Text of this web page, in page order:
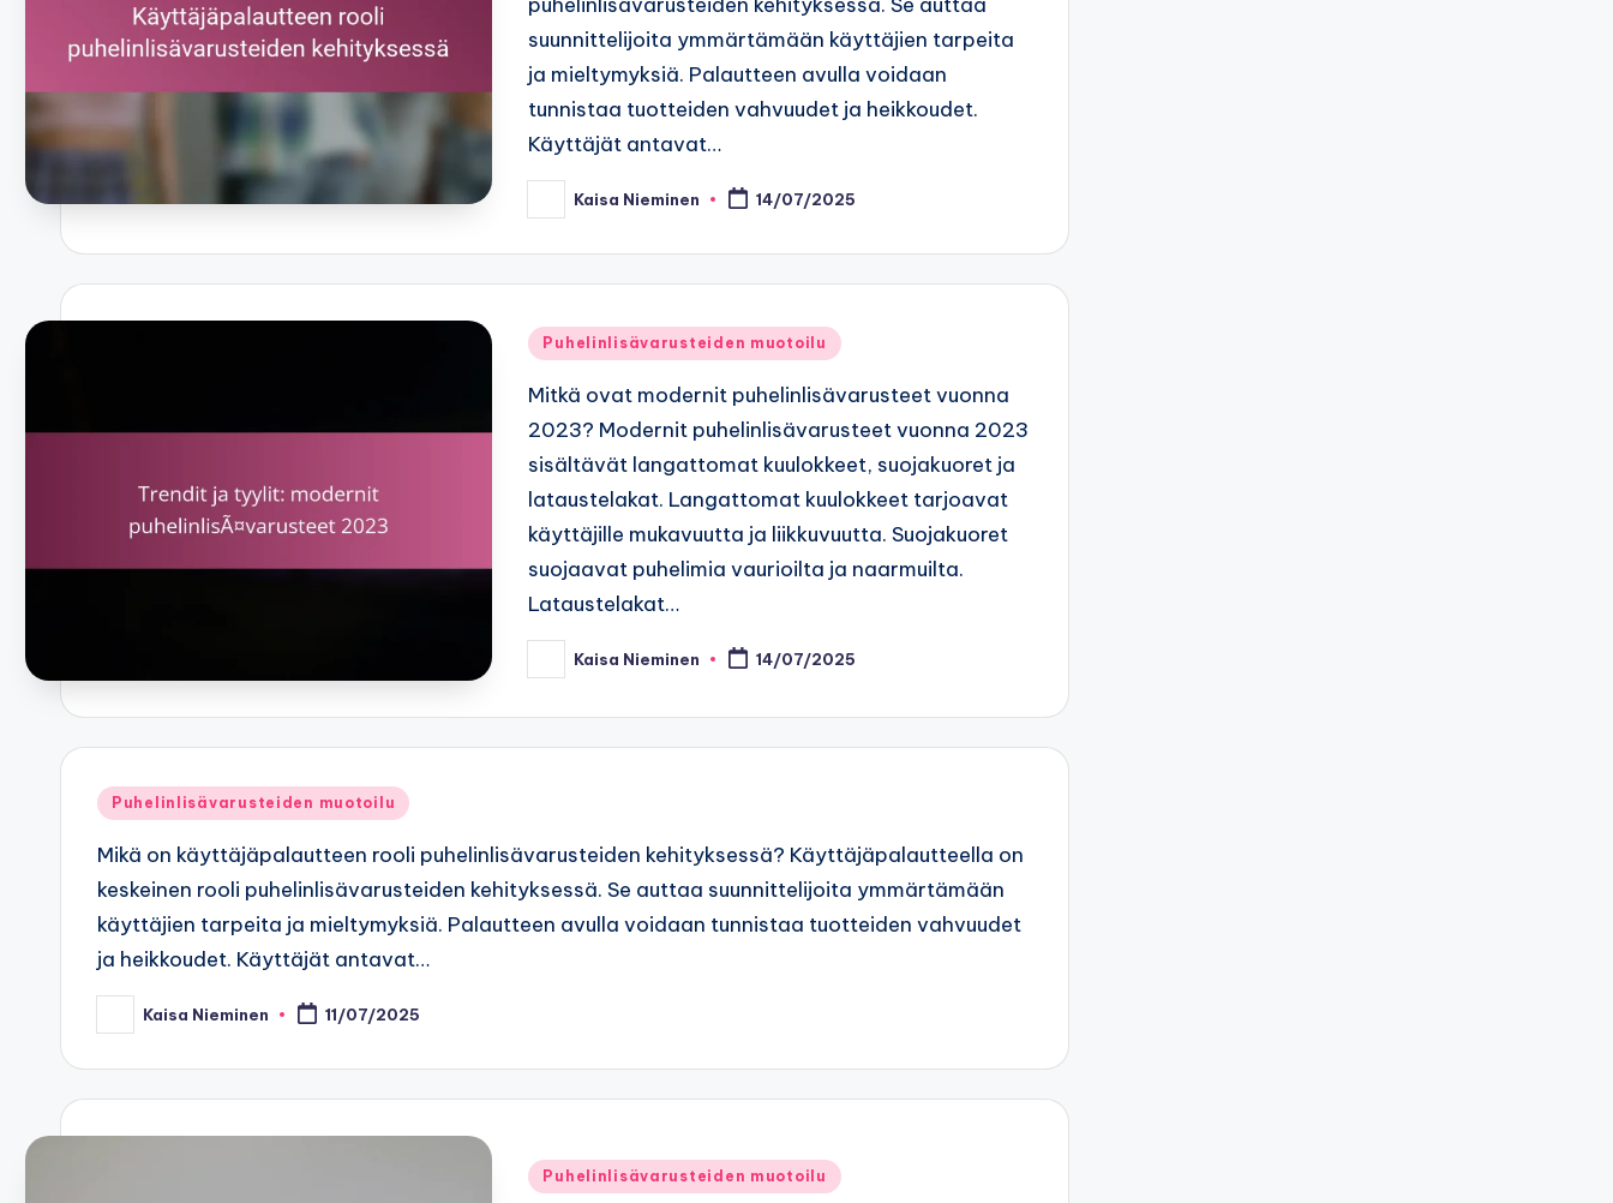
suunnittelijoita ymmärtämään käyttäjien tarpeita
ja mieltymyksiä. Palautteen avulla voidaan
tunnistaa tuotteiden vahvuudet ja heikkoudet.
Käyttäjät antavat…
Posted
by
Kaisa Nieminen 14/07/2025
Posted
Puhelinlisävarusteiden muotoilu
Mitkä ovat modernit puhelinlisävarusteet vuonna
2023? Modernit puhelinlisävarusteet vuonna 2023
sisältävät langattomat kuulokkeet, suojakuoret ja
lataustelakat. Langattomat kuulokkeet tarjoavat
käyttäjille mukavuutta ja liikkuvuutta. Suojakuoret
suojaavat puhelimia vaurioilta ja naarmuilta.
Lataustelakat…
Posted
by
Kaisa Nieminen 14/07/2025
Posted
Puhelinlisävarusteiden muotoilu
Mikä on käyttäjäpalautteen rooli puhelinlisävarusteiden kehityksessä? Käyttäjäpalautteella on
keskeinen rooli puhelinlisävarusteiden kehityksessä. Se auttaa suunnittelijoita ymmärtämään
käyttäjien tarpeita ja mieltymyksiä. Palautteen avulla voidaan tunnistaa tuotteiden vahvuudet
ja heikkoudet. Käyttäjät antavat…
Posted
by
Kaisa Nieminen 11/07/2025
Posted
Puhelinlisävarusteiden muotoilu